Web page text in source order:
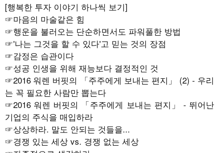
[행복한 투자 이야기 하나씩 보기]
☞마음의 마술같은 힘
☞행운을 불러오는 단순하면서도 파워풀한 방법
☞'나는 그것을 할 수 있다'고 믿는 것의 장점
☞감정은 습관이다
☞성공 인생을 위해 재능보다 결정적인 것
☞2016 워렌 버핏의 「주주에게 보내는 편지」 (2) - 우리
는 꼭 필요한 사람만 뽑는다
☞2016 워렌 버핏의 「주주에게 보내는 편지」 - 뛰어난
기업의 주식을 매입하라
☞상상하라. 말도 안되는 것들을...
☞경쟁 있는 세상 vs. 경쟁 없는 세상